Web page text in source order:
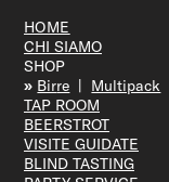
HOME
CHI SIAMO
SHOP
» Birre | Multipack
TAP ROOM
BEERSTROT
VISITE GUIDATE
BLIND TASTING